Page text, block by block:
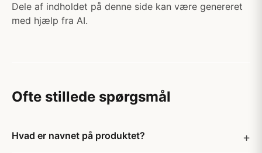
Dele af indholdet på denne side kan være genereret
med hjælp fra AI.
Ofte stillede spørgsmål
Hvad er navnet på produktet?